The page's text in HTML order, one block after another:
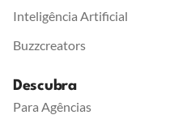
Inteligência Artificial
Buzzcreators
Descubra
Para Agências